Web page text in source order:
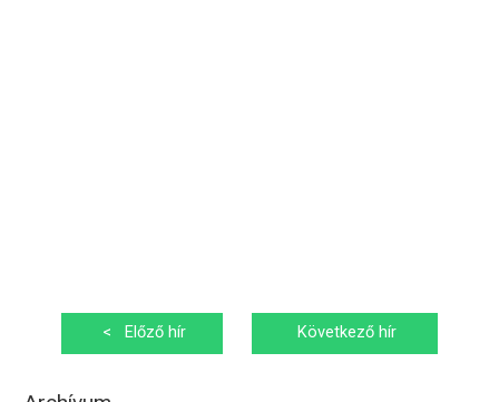
Bejegyzés
navigáció
< Előző hír
Következő hír